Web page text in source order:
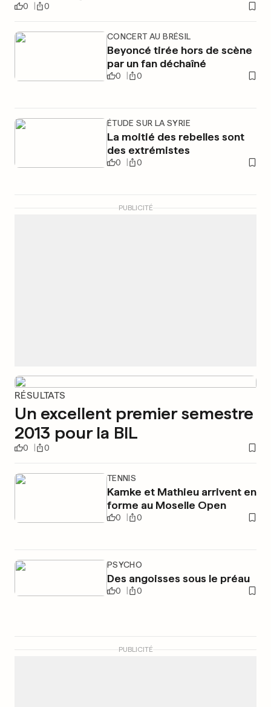
0 0
CONCERT AU BRÉSIL
Beyoncé tirée hors de scène
par un fan déchaîné
0 0
ÉTUDE SUR LA SYRIE
La moitié des rebelles sont
des extrémistes
0 0
PUBLICITÉ
RÉSULTATS
Un excellent premier semestre
2013 pour la BIL
0 0
TENNIS
Kamke et Mathieu arrivent en
forme au Moselle Open
0 0
PSYCHO
Des angoisses sous le préau
0 0
PUBLICITÉ